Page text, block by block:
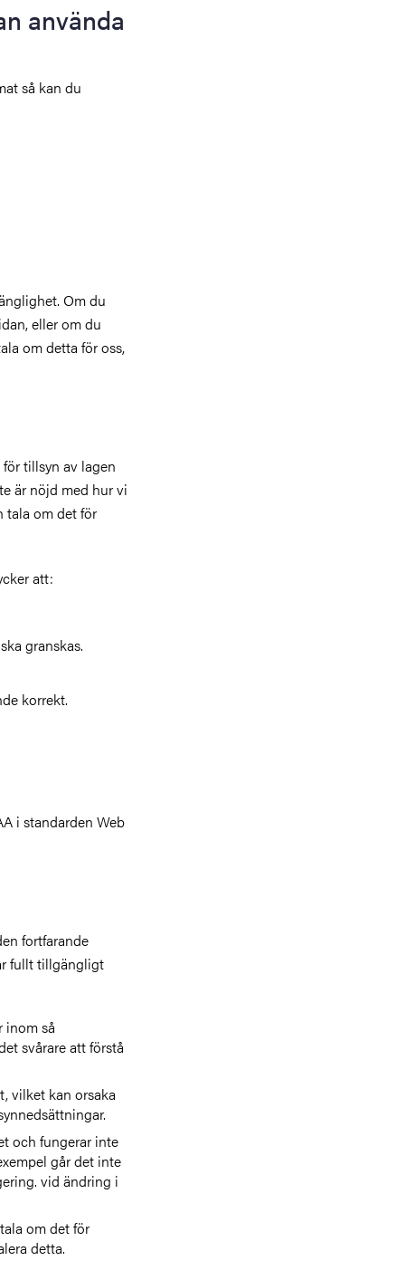
använda
så kan du
Om du
eller om du
om detta för oss,
tillsyn av lagen
är nöjd med hur vi
tala om det för
att:
granskas.
korrekt.
i standarden Web
fortfarande
fullt tillgängligt
inom så
svårare att förstå
vilket kan orsaka
och fungerar inte
går det inte
vid ändring i
om det för
detta.